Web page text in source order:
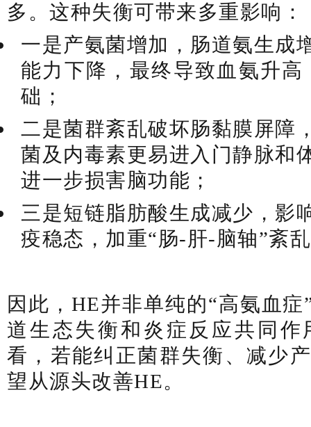
多。这种失衡可带来多重影响：
一是产氨菌增加，肠道氨生成
能力下降，最终导致血氨升
础；
二是菌群紊乱破坏肠黏膜屏障
菌及内毒素更易进入门静脉和
进一步损害脑功能；
三是短链脂肪酸生成减少，影
疫稳态，加重“肠-肝-脑轴”紊
因此，HE并非单纯的“高氨血
道生态失衡和炎症反应共同
看，若能纠正菌群失衡、减少
望从源头改善HE。